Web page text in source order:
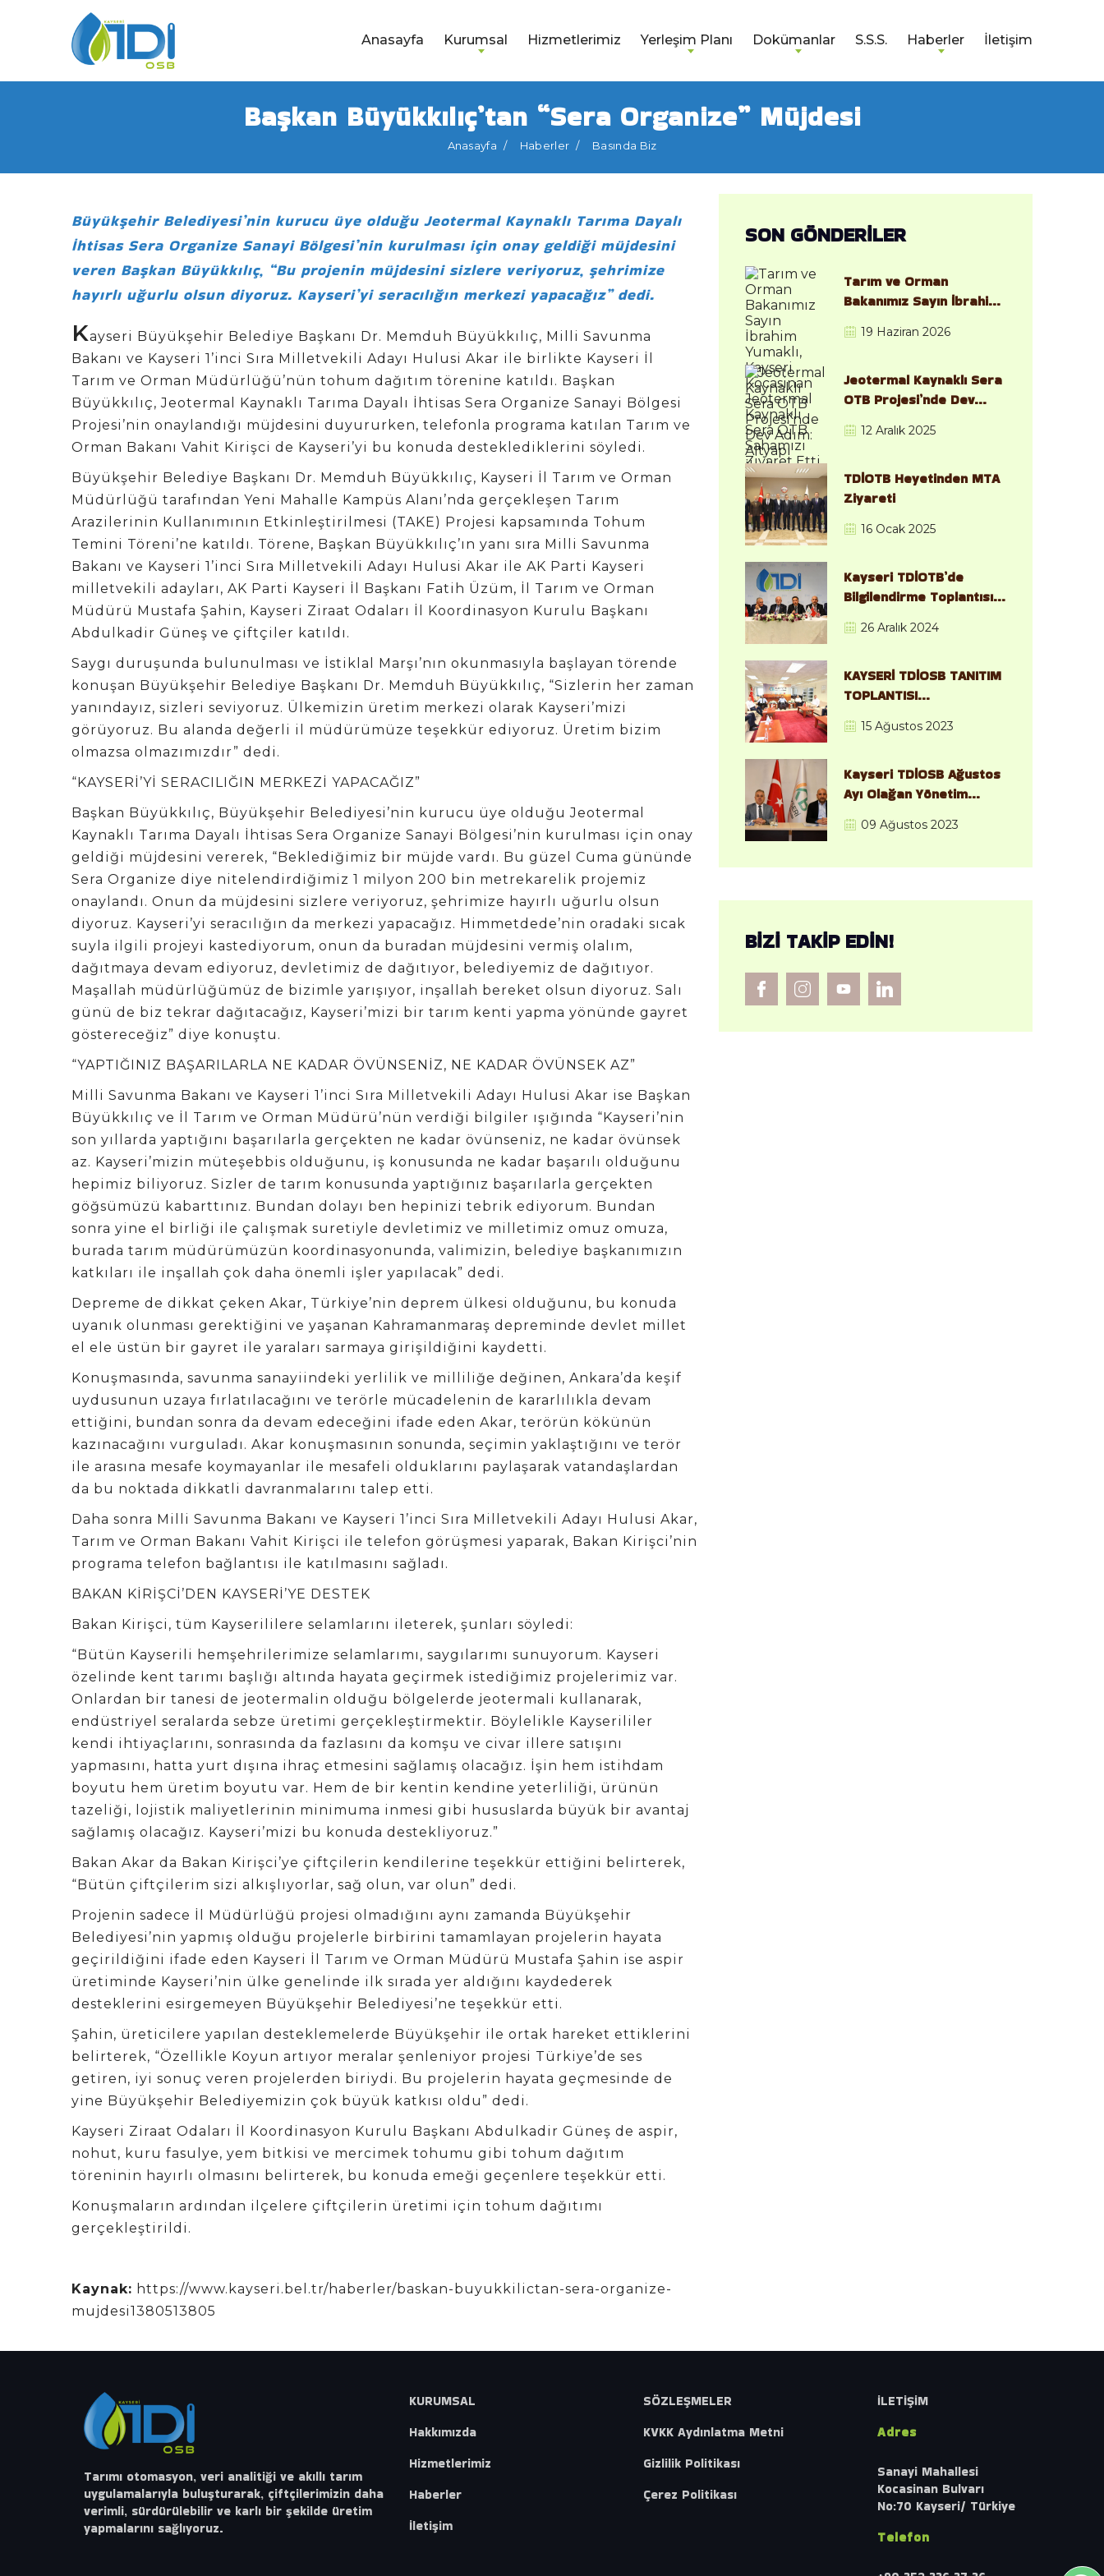
Anasayfa Kurumsal Hizmetlerimiz Yerleşim Planı Dokümanlar S.S.S. Haberler İletişim
Başkan Büyükkılıç’tan “Sera Organize” Müjdesi
Anasayfa Haberler Basında Biz
Büyükşehir Belediyesi’nin kurucu üye olduğu Jeotermal Kaynaklı Tarıma Dayalı
İhtisas Sera Organize Sanayi Bölgesi’nin kurulması için onay geldiği müjdesini
veren Başkan Büyükkılıç, “Bu projenin müjdesini sizlere veriyoruz, şehrimize
hayırlı uğurlu olsun diyoruz. Kayseri’yi seracılığın merkezi yapacağız” dedi.
Kayseri Büyükşehir Belediye Başkanı Dr. Memduh Büyükkılıç, Milli Savunma
Bakanı ve Kayseri 1’inci Sıra Milletvekili Adayı Hulusi Akar ile birlikte Kayseri İl
Tarım ve Orman Müdürlüğü’nün tohum dağıtım törenine katıldı. Başkan
Büyükkılıç, Jeotermal Kaynaklı Tarıma Dayalı İhtisas Sera Organize Sanayi Bölgesi
Projesi’nin onaylandığı müjdesini duyururken, telefonla programa katılan Tarım ve
Orman Bakanı Vahit Kirişci de Kayseri’yi bu konuda desteklediklerini söyledi.
Büyükşehir Belediye Başkanı Dr. Memduh Büyükkılıç, Kayseri İl Tarım ve Orman
Müdürlüğü tarafından Yeni Mahalle Kampüs Alanı’nda gerçekleşen Tarım
Arazilerinin Kullanımının Etkinleştirilmesi (TAKE) Projesi kapsamında Tohum
Temini Töreni’ne katıldı. Törene, Başkan Büyükkılıç’ın yanı sıra Milli Savunma
Bakanı ve Kayseri 1’inci Sıra Milletvekili Adayı Hulusi Akar ile AK Parti Kayseri
milletvekili adayları, AK Parti Kayseri İl Başkanı Fatih Üzüm, İl Tarım ve Orman
Müdürü Mustafa Şahin, Kayseri Ziraat Odaları İl Koordinasyon Kurulu Başkanı
Abdulkadir Güneş ve çiftçiler katıldı.
Saygı duruşunda bulunulması ve İstiklal Marşı’nın okunmasıyla başlayan törende
konuşan Büyükşehir Belediye Başkanı Dr. Memduh Büyükkılıç, “Sizlerin her zaman
yanındayız, sizleri seviyoruz. Ülkemizin üretim merkezi olarak Kayseri’mizi
görüyoruz. Bu alanda değerli il müdürümüze teşekkür ediyoruz. Üretim bizim
olmazsa olmazımızdır” dedi.
“KAYSERİ’Yİ SERACILIĞIN MERKEZİ YAPACAĞIZ”
Başkan Büyükkılıç, Büyükşehir Belediyesi’nin kurucu üye olduğu Jeotermal
Kaynaklı Tarıma Dayalı İhtisas Sera Organize Sanayi Bölgesi’nin kurulması için onay
geldiği müjdesini vererek, “Beklediğimiz bir müjde vardı. Bu güzel Cuma gününde
Sera Organize diye nitelendirdiğimiz 1 milyon 200 bin metrekarelik projemiz
onaylandı. Onun da müjdesini sizlere veriyoruz, şehrimize hayırlı uğurlu olsun
diyoruz. Kayseri’yi seracılığın da merkezi yapacağız. Himmetdede’nin oradaki sıcak
suyla ilgili projeyi kastediyorum, onun da buradan müjdesini vermiş olalım,
dağıtmaya devam ediyoruz, devletimiz de dağıtıyor, belediyemiz de dağıtıyor.
Maşallah müdürlüğümüz de bizimle yarışıyor, inşallah bereket olsun diyoruz. Salı
günü de biz tekrar dağıtacağız, Kayseri’mizi bir tarım kenti yapma yönünde gayret
göstereceğiz” diye konuştu.
“YAPTIĞINIZ BAŞARILARLA NE KADAR ÖVÜNSENİZ, NE KADAR ÖVÜNSEK AZ”
Milli Savunma Bakanı ve Kayseri 1’inci Sıra Milletvekili Adayı Hulusi Akar ise Başkan
Büyükkılıç ve İl Tarım ve Orman Müdürü’nün verdiği bilgiler ışığında “Kayseri’nin
son yıllarda yaptığını başarılarla gerçekten ne kadar övünseniz, ne kadar övünsek
az. Kayseri’mizin müteşebbis olduğunu, iş konusunda ne kadar başarılı olduğunu
hepimiz biliyoruz. Sizler de tarım konusunda yaptığınız başarılarla gerçekten
göğsümüzü kabarttınız. Bundan dolayı ben hepinizi tebrik ediyorum. Bundan
sonra yine el birliği ile çalışmak suretiyle devletimiz ve milletimiz omuz omuza,
burada tarım müdürümüzün koordinasyonunda, valimizin, belediye başkanımızın
katkıları ile inşallah çok daha önemli işler yapılacak” dedi.
Depreme de dikkat çeken Akar, Türkiye’nin deprem ülkesi olduğunu, bu konuda
uyanık olunması gerektiğini ve yaşanan Kahramanmaraş depreminde devlet millet
el ele üstün bir gayret ile yaraları sarmaya girişildiğini kaydetti.
Konuşmasında, savunma sanayiindeki yerlilik ve milliliğe değinen, Ankara’da keşif
uydusunun uzaya fırlatılacağını ve terörle mücadelenin de kararlılıkla devam
ettiğini, bundan sonra da devam edeceğini ifade eden Akar, terörün kökünün
kazınacağını vurguladı. Akar konuşmasının sonunda, seçimin yaklaştığını ve terör
ile arasına mesafe koymayanlar ile mesafeli olduklarını paylaşarak vatandaşlardan
da bu noktada dikkatli davranmalarını talep etti.
Daha sonra Milli Savunma Bakanı ve Kayseri 1’inci Sıra Milletvekili Adayı Hulusi Akar,
Tarım ve Orman Bakanı Vahit Kirişci ile telefon görüşmesi yaparak, Bakan Kirişci’nin
programa telefon bağlantısı ile katılmasını sağladı.
BAKAN KİRİŞCİ’DEN KAYSERİ’YE DESTEK
Bakan Kirişci, tüm Kayserililere selamlarını ileterek, şunları söyledi:
“Bütün Kayserili hemşehrilerimize selamlarımı, saygılarımı sunuyorum. Kayseri
özelinde kent tarımı başlığı altında hayata geçirmek istediğimiz projelerimiz var.
Onlardan bir tanesi de jeotermalin olduğu bölgelerde jeotermali kullanarak,
endüstriyel seralarda sebze üretimi gerçekleştirmektir. Böylelikle Kayserililer
kendi ihtiyaçlarını, sonrasında da fazlasını da komşu ve civar illere satışını
yapmasını, hatta yurt dışına ihraç etmesini sağlamış olacağız. İşin hem istihdam
boyutu hem üretim boyutu var. Hem de bir kentin kendine yeterliliği, ürünün
tazeliği, lojistik maliyetlerinin minimuma inmesi gibi hususlarda büyük bir avantaj
sağlamış olacağız. Kayseri’mizi bu konuda destekliyoruz.”
Bakan Akar da Bakan Kirişci’ye çiftçilerin kendilerine teşekkür ettiğini belirterek,
“Bütün çiftçilerim sizi alkışlıyorlar, sağ olun, var olun” dedi.
Projenin sadece İl Müdürlüğü projesi olmadığını aynı zamanda Büyükşehir
Belediyesi’nin yapmış olduğu projelerle birbirini tamamlayan projelerin hayata
geçirildiğini ifade eden Kayseri İl Tarım ve Orman Müdürü Mustafa Şahin ise aspir
üretiminde Kayseri’nin ülke genelinde ilk sırada yer aldığını kaydederek
desteklerini esirgemeyen Büyükşehir Belediyesi’ne teşekkür etti.
Şahin, üreticilere yapılan desteklemelerde Büyükşehir ile ortak hareket ettiklerini
belirterek, “Özellikle Koyun artıyor meralar şenleniyor projesi Türkiye’de ses
getiren, iyi sonuç veren projelerden biriydi. Bu projelerin hayata geçmesinde de
yine Büyükşehir Belediyemizin çok büyük katkısı oldu” dedi.
Kayseri Ziraat Odaları İl Koordinasyon Kurulu Başkanı Abdulkadir Güneş de aspir,
nohut, kuru fasulye, yem bitkisi ve mercimek tohumu gibi tohum dağıtım
töreninin hayırlı olmasını belirterek, bu konuda emeği geçenlere teşekkür etti.
Konuşmaların ardından ilçelere çiftçilerin üretimi için tohum dağıtımı
gerçekleştirildi.
Kaynak: https://www.kayseri.bel.tr/haberler/baskan-buyukkilictan-sera-organize-
mujdesi1380513805
SON GÖNDERİLER
Tarım ve Orman
Bakanımız Sayın İbrahim
Kocasinan Jeotermal
Sahamızı Ziyaret Etti
19 Haziran 2026
Jeotermal Kaynaklı Sera
OTB Projesi’nde Dev
Resmen Başladı
12 Aralık 2025
TDİOTB Heyetinden MTA
Ziyareti
16 Ocak 2025
Kayseri TDİOTB’de
Bilgilendirme Toplantısı
Gerçekleştirildi
26 Aralık 2024
KAYSERİ TDİOSB TANITIM
TOPLANTISI
15 Ağustos 2023
Kayseri TDİOSB Ağustos
Ayı Olağan Yönetim
Gerçekleştirildi.
09 Ağustos 2023
BIZI TAKIP EDIN!
Tarımı otomasyon, veri analitiği ve akıllı tarım
uygulamalarıyla buluşturarak, çiftçilerimizin daha
verimli, sürdürülebilir ve karlı bir şekilde üretim
yapmalarını sağlıyoruz.
KURUMSAL
Hakkımızda
Hizmetlerimiz
Haberler
İletişim
SÖZLEŞMELER
KVKK Aydınlatma Metni
Gizlilik Politikası
Çerez Politikası
İLETİŞİM
Adres
Sanayi Mahallesi
Kocasinan Bulvarı
No:70 Kayseri/ Türkiye
Telefon